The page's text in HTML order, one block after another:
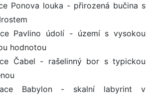
Ponova louka - přirozená bučina s
Pavlino údolí - území s vysokou
hodnotou
Čabel - rašelinný bor s typickou
Babylon - skalní labyrint v